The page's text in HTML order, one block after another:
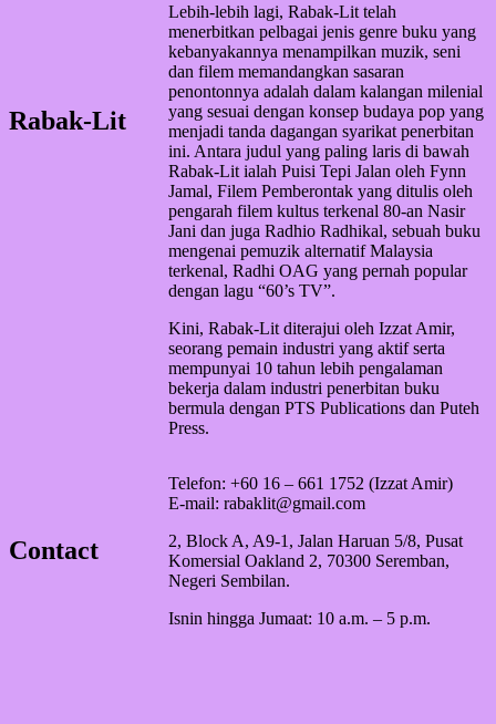
Rabak-Lit
Lebih-lebih lagi, Rabak-Lit telah
menerbitkan pelbagai jenis genre buku yang
kebanyakannya menampilkan muzik, seni
dan filem memandangkan sasaran
penontonnya adalah dalam kalangan milenial
yang sesuai dengan konsep budaya pop yang
menjadi tanda dagangan syarikat penerbitan
ini. Antara judul yang paling laris di bawah
Rabak-Lit ialah Puisi Tepi Jalan oleh Fynn
Jamal, Filem Pemberontak yang ditulis oleh
pengarah filem kultus terkenal 80-an Nasir
Jani dan juga Radhio Radhikal, sebuah buku
mengenai pemuzik alternatif Malaysia
terkenal, Radhi OAG yang pernah popular
dengan lagu “60’s TV”.
Kini, Rabak-Lit diterajui oleh Izzat Amir,
seorang pemain industri yang aktif serta
mempunyai 10 tahun lebih pengalaman
bekerja dalam industri penerbitan buku
bermula dengan PTS Publications dan Puteh
Press.
Contact
Telefon: +60 16 – 661 1752 (Izzat Amir)
E-mail: rabaklit@gmail.com
2, Block A, A9-1, Jalan Haruan 5/8, Pusat
Komersial Oakland 2, 70300 Seremban,
Negeri Sembilan.
Isnin hingga Jumaat: 10 a.m. – 5 p.m.